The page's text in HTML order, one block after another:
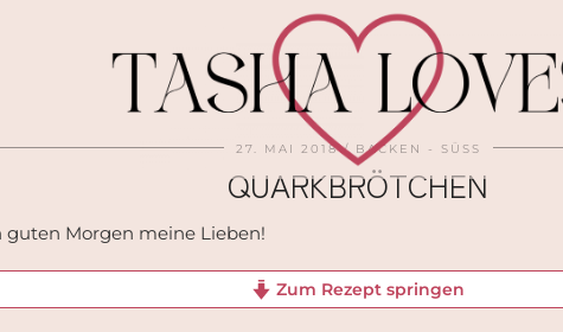
27. MAI 2018 BACKEN - SÜSS
QUARKBRÖTCHEN
guten Morgen meine Lieben!
Zum Rezept springen